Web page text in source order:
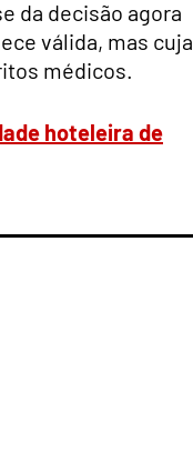
da decisão agora
válida, mas cuja
médicos.
hoteleira de